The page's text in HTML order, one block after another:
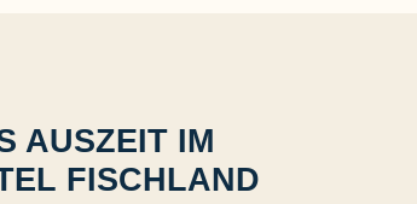
AUSZEIT IM
FISCHLAND